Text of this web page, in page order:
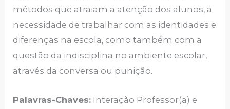
métodos que atraiam a atenção dos alunos, a
necessidade de trabalhar com as identidades e
diferenças na escola, como também com a
questão da indisciplina no ambiente escolar,
através da conversa ou punição.
Palavras-Chaves: Interação Professor(a) e